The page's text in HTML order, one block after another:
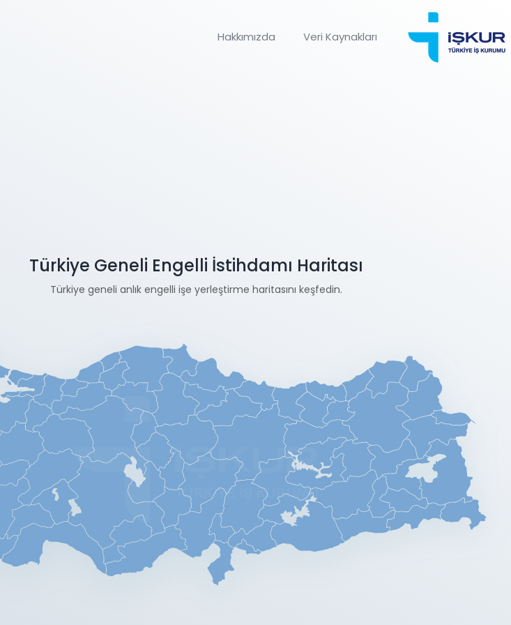
Hakkımızda Veri Kaynakları
Türkiye Geneli Engelli İstihdamı Haritası
Türkiye geneli anlık engelli işe yerleştirme haritasını keşfedin.